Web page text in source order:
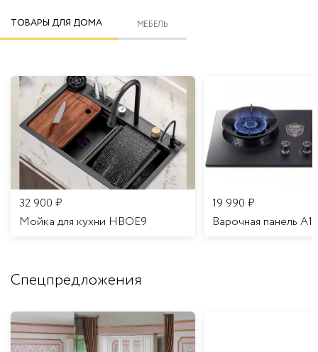
ТОВАРЫ ДЛЯ ДОМА МЕБЕЛЬ
32 900 ₽
Мойка для кухни HBOE9
19 990 ₽
Варочная панель A16
Спецпредложения